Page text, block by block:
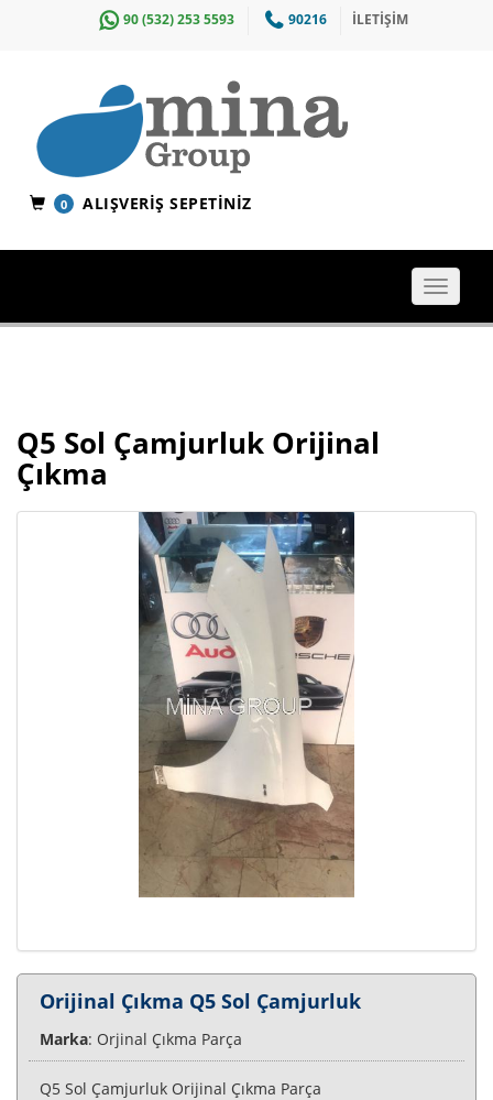
90 (532) 253 5593 90216 İLETİŞİM
0 ALIŞVERIŞ SEPETINIZ
Toggle
Q5 Sol Çamjurluk Orijinal
Çıkma
Orijinal Çıkma Q5 Sol Çamjurluk
Marka: Orjinal Çıkma Parça
Q5 Sol Çamjurluk Orijinal Çıkma Parça